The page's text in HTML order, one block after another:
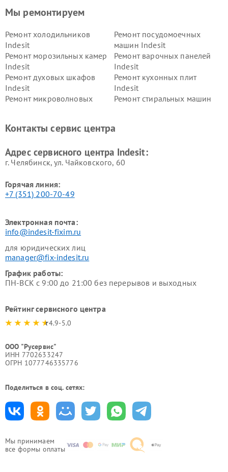
Мы принимаем
все формы оплаты
Мы ремонтируем
Ремонт холодильников
Indesit
Ремонт посудомоечных
машин Indesit
Ремонт морозильных камер
Indesit
Ремонт варочных панелей
Indesit
Ремонт духовых шкафов
Indesit
Ремонт кухонных плит
Indesit
Ремонт микроволновых
Ремонт стиральных машин
Indesit
Indesit
Контакты сервис центра
Адрес сервисного центра Indesit:
г. Челябинск, ул. Чайковского, 60
Горячая линия:
+7 (351) 200-70-49
Электронная почта:
info@indesit-fixim.ru
для юридических лиц
manager@fix-indesit.ru
График работы:
ПН-ВСК с 9:00 до 21:00 без перерывов и выходных
Рейтинг сервисного центра
4.9-5.0
ООО "Русервис"
ИНН 7702633247
ОГРН 1077746335776
Поделиться в соц. сетях: